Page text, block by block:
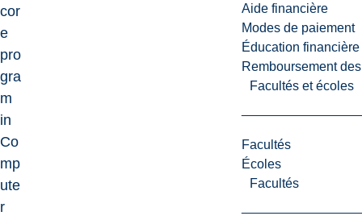
Aide financière
Modes de paiement
Éducation financière
Remboursement
Facultés et écoles
Facultés
Écoles
Facultés
cor
e
pro
gra
m
in
Co
mp
ute
r